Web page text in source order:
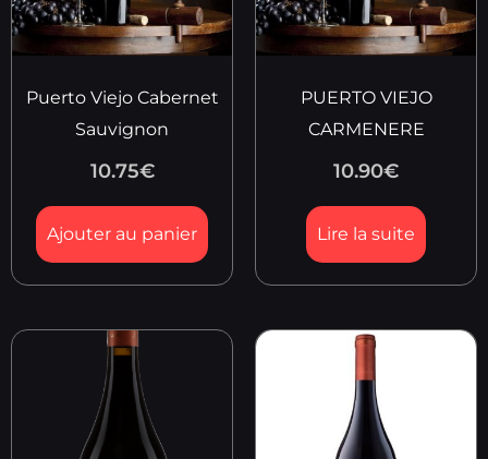
Puerto Viejo Cabernet
Sauvignon
10.75€
Ajouter au panier
PUERTO VIEJO
CARMENERE
10.90€
Lire la suite